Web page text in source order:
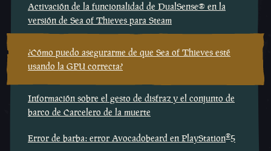
Activación de la funcionalidad de DualSense® en la
versión de Sea of Thieves para Steam
¿Cómo puedo asegurarme de que Sea of Thieves esté
usando la GPU correcta?
Información sobre el gesto de disfraz y el conjunto de
barco de Carcelero de la muerte
Error de barba: error Avocadobeard en PlayStation®5